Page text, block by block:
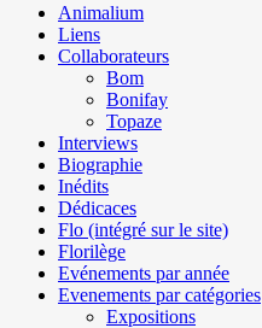
Animalium
Liens
Collaborateurs
Bom
Bonifay
Topaze
Interviews
Biographie
Inédits
Dédicaces
Flo (intégré sur le site)
Florilège
Evénements par année
Evenements par catégories
Expositions